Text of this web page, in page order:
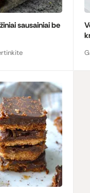
sausainiai be